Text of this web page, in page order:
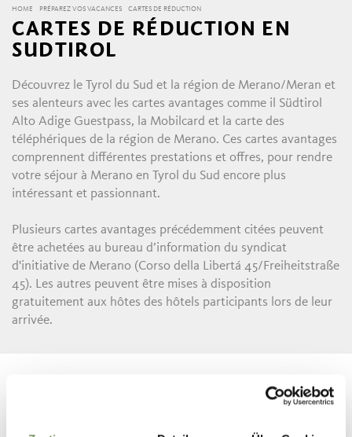
HOME PRÉPAREZ VOS VACANCES CARTES DE RÉDUCTION
CARTES DE RÉDUCTION EN
SUDTIROL
Découvrez le Tyrol du Sud et la région de Merano/Meran et
ses alenteurs avec les cartes avantages comme il Südtirol
Alto Adige Guestpass, la Mobilcard et la carte des
téléphériques de la région de Merano. Ces cartes avantages
comprennent différentes prestations et offres, pour rendre
votre séjour à Merano en Tyrol du Sud encore plus
intéressant et passionnant.
Plusieurs cartes avantages précédemment citées peuvent
être achetées au bureau d’information du syndicat
d'initiative de Merano (Corso della Libertá 45/Freiheitstraße
45). Les autres peuvent être mises à disposition
gratuitement aux hôtes des hôtels participants lors de leur
arrivée.